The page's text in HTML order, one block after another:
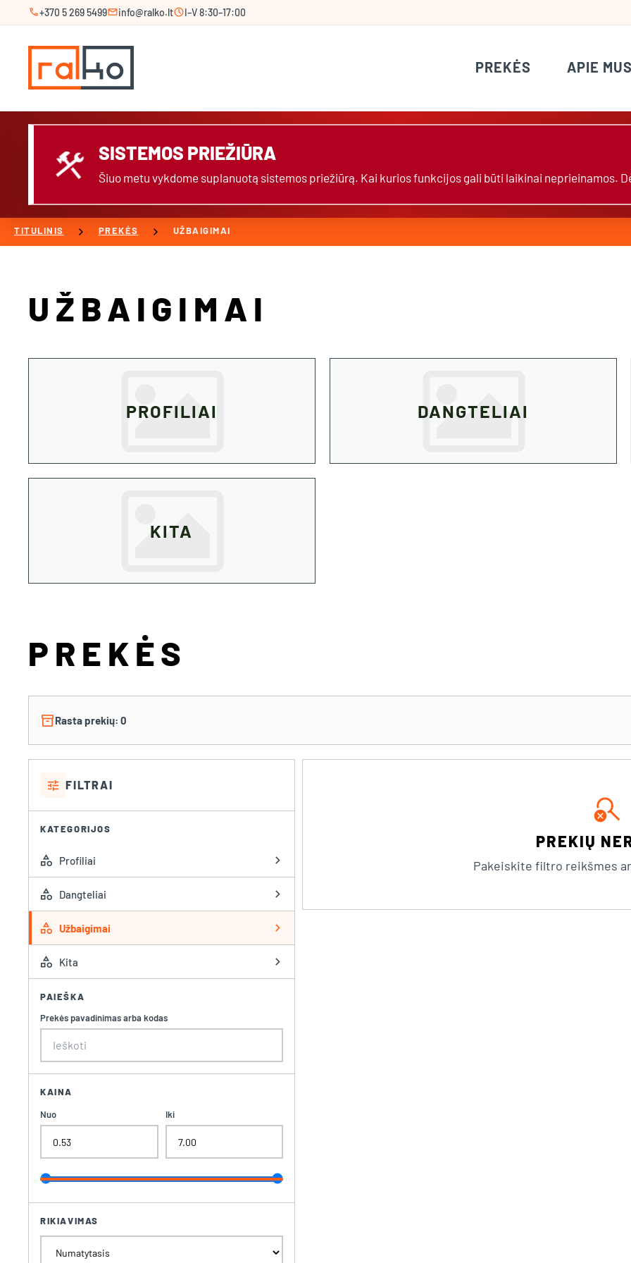
call+370 5 269 5499mailinfo@ralko.ltscheduleI–V 8:30–17:00
PREKĖS APIE MUS
construction SISTEMOS PRIEŽIŪRA
Šiuo metu vykdome suplanuotą sistemos priežiūrą. Kai kurios funkcijos gali būti laikinai neprieinamos.
TITULINIS chevron_right PREKĖS chevron_right UŽBAIGIMAI
UŽBAIGIMAI
PROFILIAI DANGTELIAI
KITA
PREKĖS
inventory_2Rasta prekių: 0
tune FILTRAI
KATEGORIJOS
category Profiliai
chevron_right
category
Dangteliai
chevron_right
category Užbaigimai
chevron_right
category
Kita chevron_right
PAIEŠKA
Prekės pavadinimas arba kodas
KAINA
Nuo
Iki
RIKIAVIMAS
search_off
PREKIŲ
Pakeiskite filtro reikšmes